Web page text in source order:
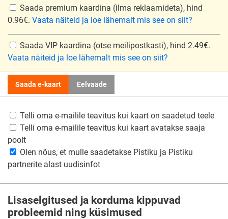
Saada premium kaardina (ilma reklaamideta), hind
0.96€. Vaata näiteid ja loe lähemalt mis see on siit?
Saada VIP kaardina (otse meilipostkasti), hind 2.49€.
Vaata näiteid ja loe lähemalt mis see on siit?
Saada e-kaart Eelvaade
Telli oma e-mailile teavitus kui kaart on saadetud teele
Telli oma e-mailile teavitus kui kaart avatakse saaja
poolt
Olen nõus, et mulle saadetakse Pistiku ja Pistiku
partnerite alast uudisinfot
Lisaselgitused ja korduma kippuvad
probleemid ning küsimused